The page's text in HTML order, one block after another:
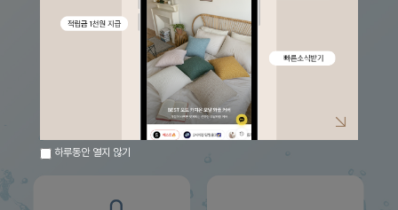
하루동안 열지 않기